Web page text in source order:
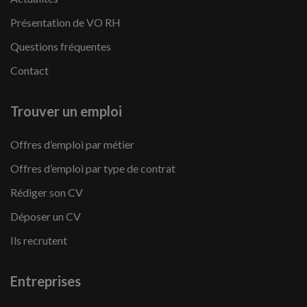
Présentation de VO RH
Questions fréquentes
Contact
Trouver un emploi
Offres d’emploi par métier
Offres d’emploi par type de contrat
Rédiger son CV
Déposer un CV
Ils recrutent
Entreprises